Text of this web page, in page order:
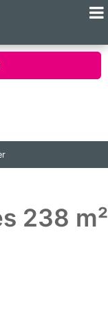
238 m²